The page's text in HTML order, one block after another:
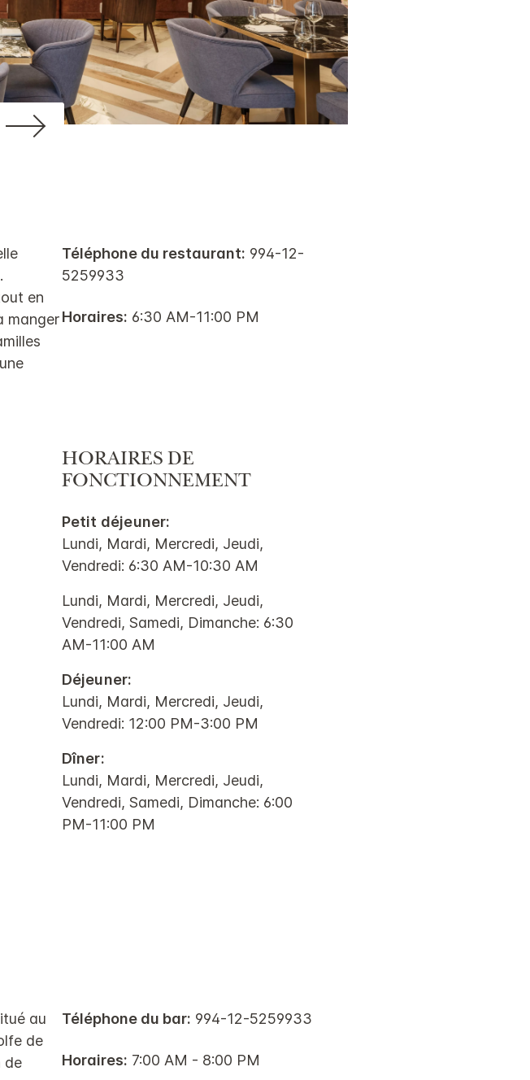
en
manger
Téléphone du restaurant: 994-12-
5259933
Horaires: 6:30 AM-11:00 PM
HORAIRES DE
FONCTIONNEMENT
Petit déjeuner:
Lundi, Mardi, Mercredi, Jeudi,
Vendredi: 6:30 AM-10:30 AM
Lundi, Mardi, Mercredi, Jeudi,
Vendredi, Samedi, Dimanche: 6:30
AM-11:00 AM
Déjeuner:
Lundi, Mardi, Mercredi, Jeudi,
Vendredi: 12:00 PM-3:00 PM
Dîner:
Lundi, Mardi, Mercredi, Jeudi,
Vendredi, Samedi, Dimanche: 6:00
PM-11:00 PM
au
de
de
Téléphone du bar: 994-12-5259933
Horaires: 7:00 AM - 8:00 PM